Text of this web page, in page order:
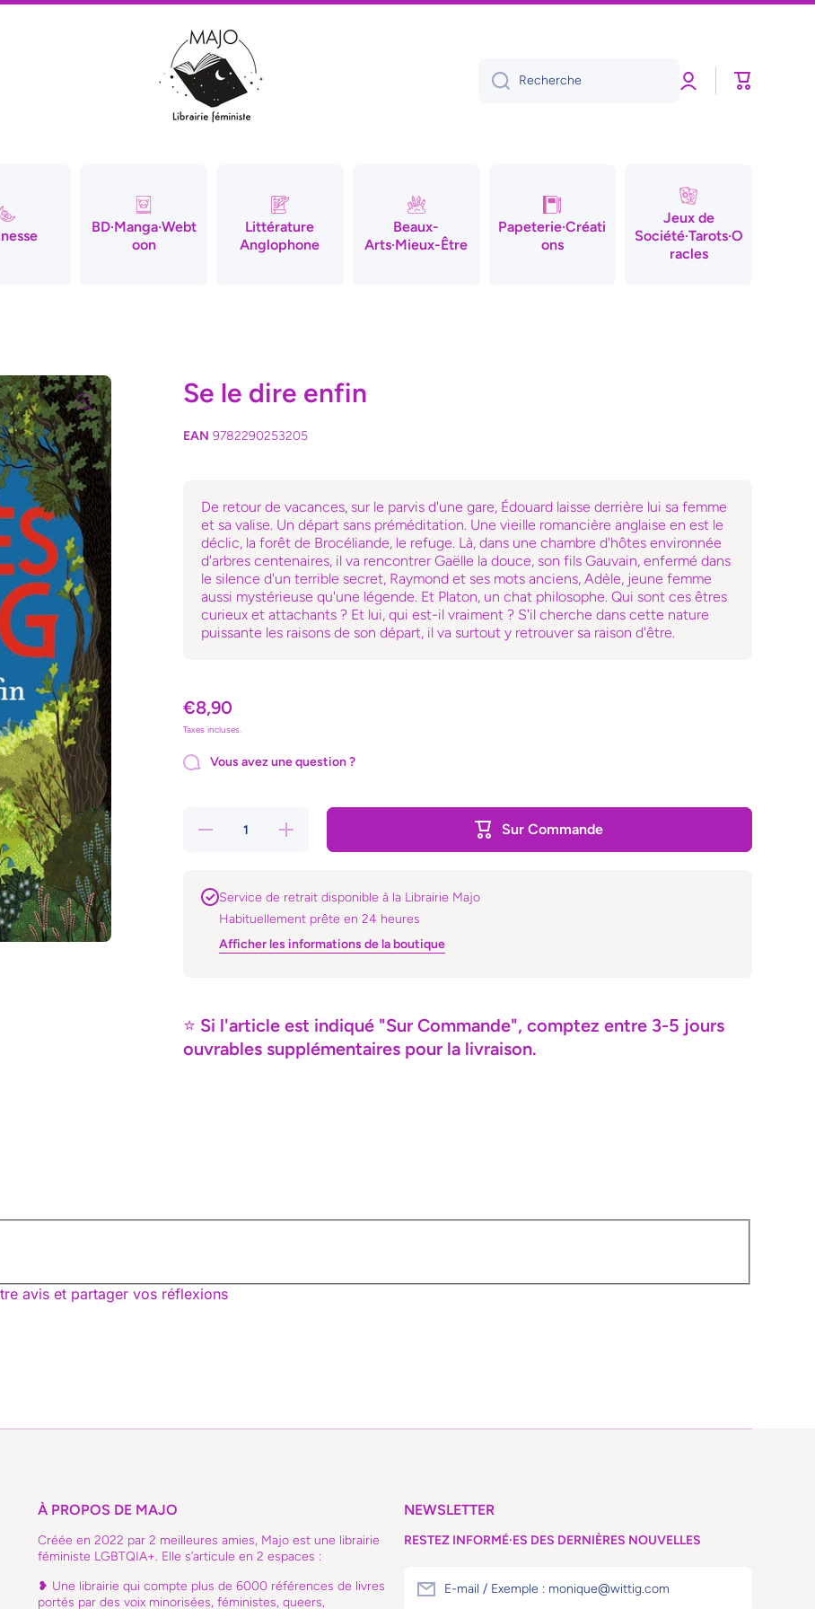
Recherche ConnexionPanier
BD·Manga·Webt
oon
Littérature
Anglophone
Beaux-
Arts·Mieux-Être
Papeterie·Créati
ons
Jeux de
Société·Tarots·O
racles
Se le dire enfin
EAN 9782290253205
De retour de vacances, sur le parvis d'une gare, Édouard laisse derrière lui sa femme
et sa valise. Un départ sans préméditation. Une vieille romancière anglaise en est le
déclic, la forêt de Brocéliande, le refuge. Là, dans une chambre d'hôtes environnée
d'arbres centenaires, il va rencontrer Gaëlle la douce, son fils Gauvain, enfermé dans
le silence d'un terrible secret, Raymond et ses mots anciens, Adèle, jeune femme
aussi mystérieuse qu'une légende. Et Platon, un chat philosophe. Qui sont ces êtres
curieux et attachants ? Et lui, qui est-il vraiment ? S'il cherche dans cette nature
puissante les raisons de son départ, il va surtout y retrouver sa raison d'être.
€8,90
Taxes incluses.
Vous avez une question ?
Réduire
enfin
Augmenter
la quantité
Sur Commande
Service de retrait disponible à la Librairie Majo
Habituellement prête en 24 heures
Afficher les informations de la boutique
⭐ Si l'article est indiqué "Sur Commande", comptez entre 3-5 jours
ouvrables supplémentaires pour la livraison.
avis et partager vos réflexions
À PROPOS DE MAJO
Créée en 2022 par 2 meilleures amies, Majo est une librairie
féministe LGBTQIA+. Elle s’articule en 2 espaces :
❥ Une librairie qui compte plus de 6000 références de livres
portés par des voix minorisées, féministes, queers,
NEWSLETTER
RESTEZ INFORMÉ·ES DES DERNIÈRES NOUVELLES
E-mail / Exemple : monique@wittig.com